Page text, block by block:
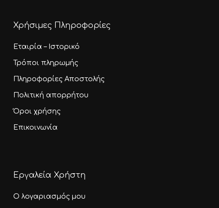
Χρήσιμες Πληροφορίες
Εταιρία – Ιστορικό
Τρόποι πληρωμής
Πληροφορίες Αποστολής
Πολιτική απορρήτου
Όροι χρήσης
Επικοινωνία
Εργαλεία Χρήστη
Ο λογαριασμός μου